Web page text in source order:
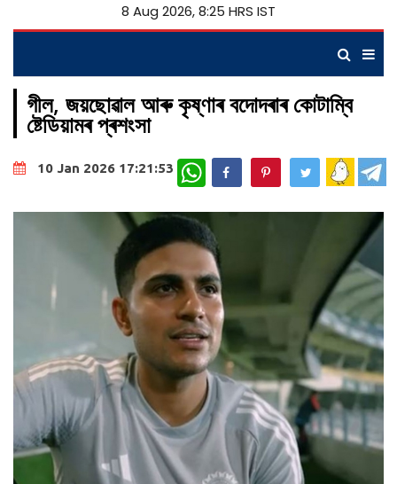
8 Aug 2026, 8:25 HRS IST
গীল, জয়ছোৱাল আৰু কৃষ্ণাৰ বদোদৰাৰ কোটাম্বি
ষ্টেডিয়ামৰ প্ৰশংসা
10 Jan 2026 17:21:53 WhatsApp